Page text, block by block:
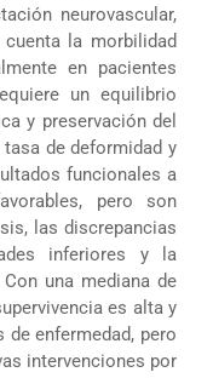
neurovascular,
la morbilidad
en pacientes
un equilibrio
y preservación del
de deformidad y
funcionales a
pero son
las discrepancias
inferiores y la
una mediana de
es alta y
enfermedad, pero
intervenciones por